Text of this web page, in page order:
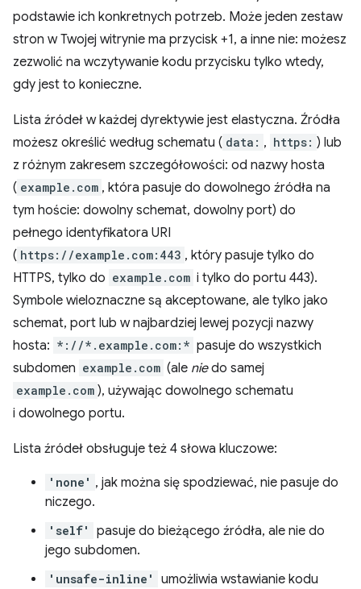
podstawie ich konkretnych potrzeb. Może jeden zestaw
stron w Twojej witrynie ma przycisk +1, a inne nie: możesz
zezwolić na wczytywanie kodu przycisku tylko wtedy,
gdy jest to konieczne.
Lista źródeł w każdej dyrektywie jest elastyczna. Źródła
możesz określić według schematu ( data: , https: ) lub
z różnym zakresem szczegółowości: od nazwy hosta
( example.com , która pasuje do dowolnego źródła na
tym hoście: dowolny schemat, dowolny port) do
pełnego identyfikatora URI
( https://example.com:443 , który pasuje tylko do
HTTPS, tylko do example.com i tylko do portu 443).
Symbole wieloznaczne są akceptowane, ale tylko jako
schemat, port lub w najbardziej lewej pozycji nazwy
hosta: *://*.example.com:* pasuje do wszystkich
subdomen example.com (ale niedo samej
example.com ), używając dowolnego schematu
i dowolnego portu.
Lista źródeł obsługuje też 4 słowa kluczowe:
'none' , jak można się spodziewać, nie pasuje do
niczego.
'self'
pasuje do bieżącego źródła, ale nie do
jego subdomen.
'unsafe-inline'
umożliwia wstawianie kodu